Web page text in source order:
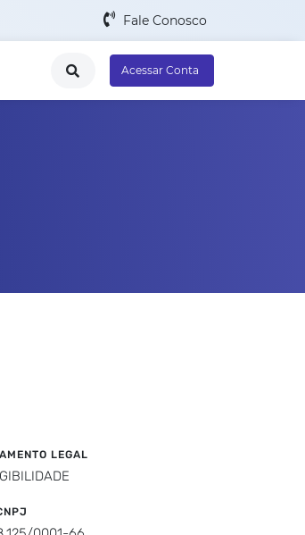
Fale Conosco
Acessar Conta
LEGAL